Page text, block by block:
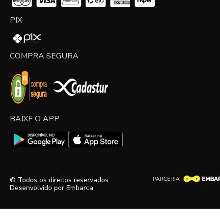
PIX
COMPRA SEGURA
BAIXE O APP
© Todos os direitos reservados.
Desenvolvido por Embarca